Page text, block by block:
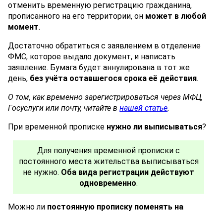
отменить временную регистрацию гражданина,
прописанного на его территории, он может в любой
момент.
Достаточно обратиться с заявлением в отделение
ФМС, которое выдало документ, и написать
заявление. Бумага будет аннулирована в тот же
день, без учёта оставшегося срока её действия.
О том, как временно зарегистрироваться через МФЦ,
Госуслуги или почту, читайте внашей статье.
При временной прописке нужно ли выписываться?
Для получения временной прописки с
постоянного места жительства выписываться
не нужно. Оба вида регистрации действуют
одновременно.
Можно ли постоянную прописку поменять на